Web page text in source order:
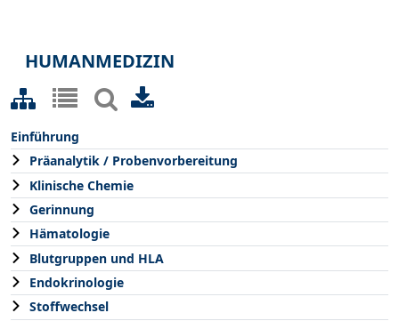
HUMANMEDIZIN
Einführung
Präanalytik / Probenvorbereitung
Klinische Chemie
Gerinnung
Hämatologie
Blutgruppen und HLA
Endokrinologie
Stoffwechsel